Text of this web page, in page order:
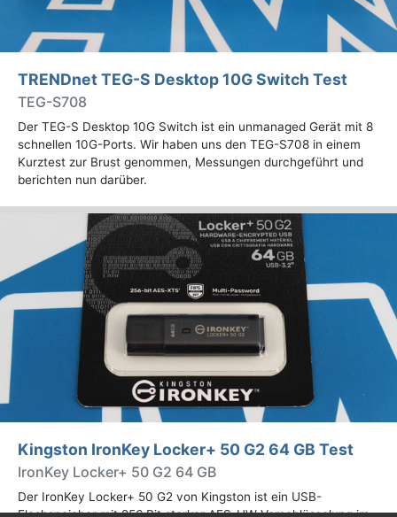
TRENDnet TEG-S Desktop 10G Switch Test
TEG-S708
Der TEG-S Desktop 10G Switch ist ein unmanaged Gerät mit 8
schnellen 10G-Ports. Wir haben uns den TEG-S708 in einem
Kurztest zur Brust genommen, Messungen durchgeführt und
berichten nun darüber.
Kingston IronKey Locker+ 50 G2 64 GB Test
IronKey Locker+ 50 G2 64 GB
Der IronKey Locker+ 50 G2 von Kingston ist ein USB-
Flashspeicher mit 256 Bit starker AES-HW-Verschlüsselung im